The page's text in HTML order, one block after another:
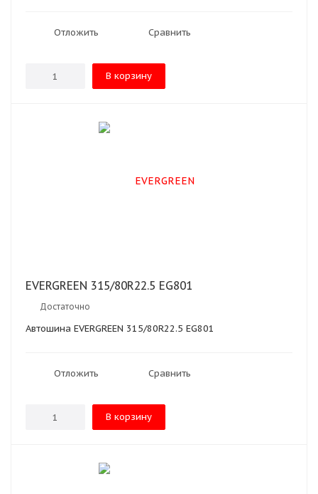
Отложить Сравнить
В корзину
EVERGREEN 315/80R22.5 EG801
Достаточно
Автошина EVERGREEN 315/80R22.5 EG801
Отложить Сравнить
В корзину